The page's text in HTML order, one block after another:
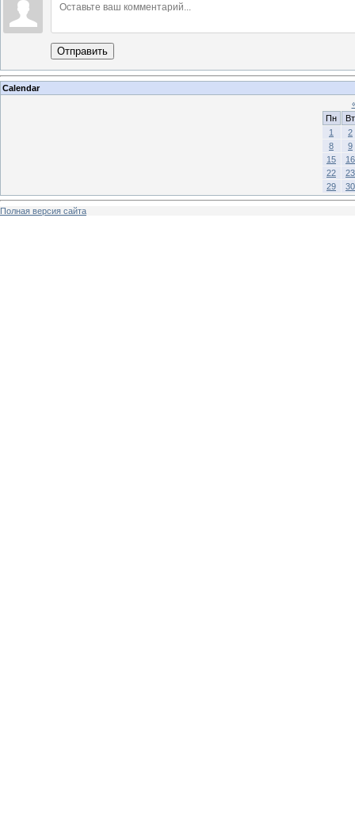
Отправить
Calendar
Пн
Вт
1
2
8
9
15
16
22
23
29
30
Полная версия сайта